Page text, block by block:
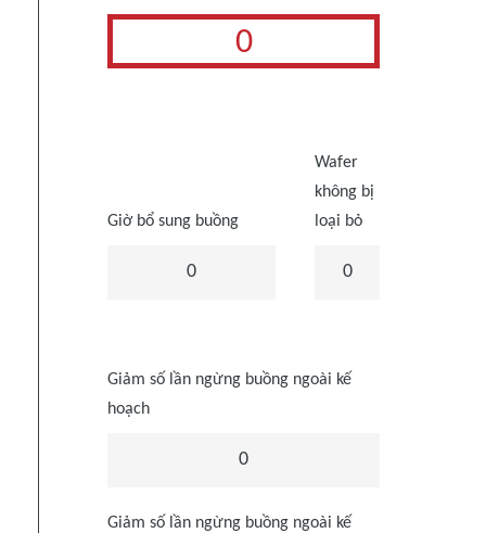
0
Giờ bổ sung buồng
0
Wafer
không bị
loại bỏ
0
Giảm số lần ngừng buồng ngoài kế
hoạch
0
Giảm số lần ngừng buồng ngoài kế